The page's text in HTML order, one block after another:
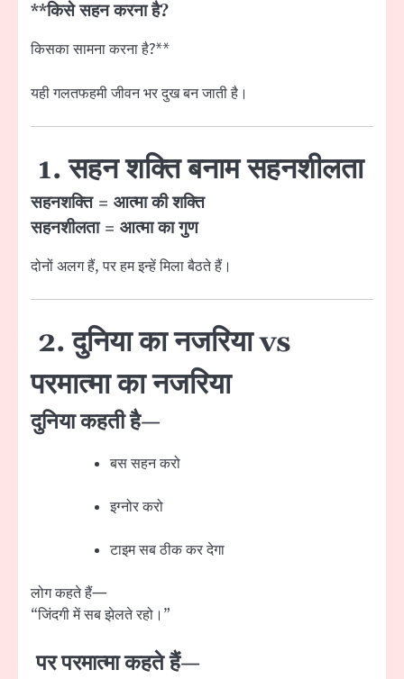
**किसे सहन करना है?
किसका सामना करना है?**
यही गलतफहमी जीवन भर दुख बन जाती है।
1. सहन शक्ति बनाम सहनशीलता
सहनशक्ति = आत्मा की शक्ति
सहनशीलता = आत्मा का गुण
दोनों अलग हैं, पर हम इन्हें मिला बैठते हैं।
2. दुनिया का नजरिया vs
परमात्मा का नजरिया
दुनिया कहती है—
बस सहन करो
इग्नोर करो
टाइम सब ठीक कर देगा
लोग कहते हैं—
“जिंदगी में सब झेलते रहो।”
पर परमात्मा कहते हैं—